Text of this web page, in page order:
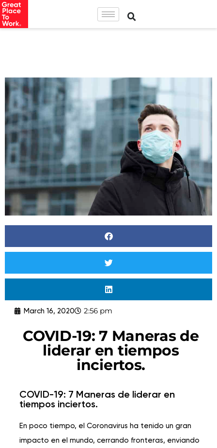
March 16, 2020 2:56 pm
COVID-19: 7 Maneras de
liderar en tiempos
inciertos.
COVID-19: 7 Maneras de liderar en
tiempos inciertos.
En poco tiempo, el Coronavirus ha tenido un gran
impacto en el mundo, cerrando fronteras, enviando